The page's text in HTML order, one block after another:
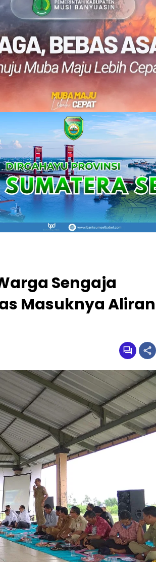
Sengaja
Masuknya Aliran